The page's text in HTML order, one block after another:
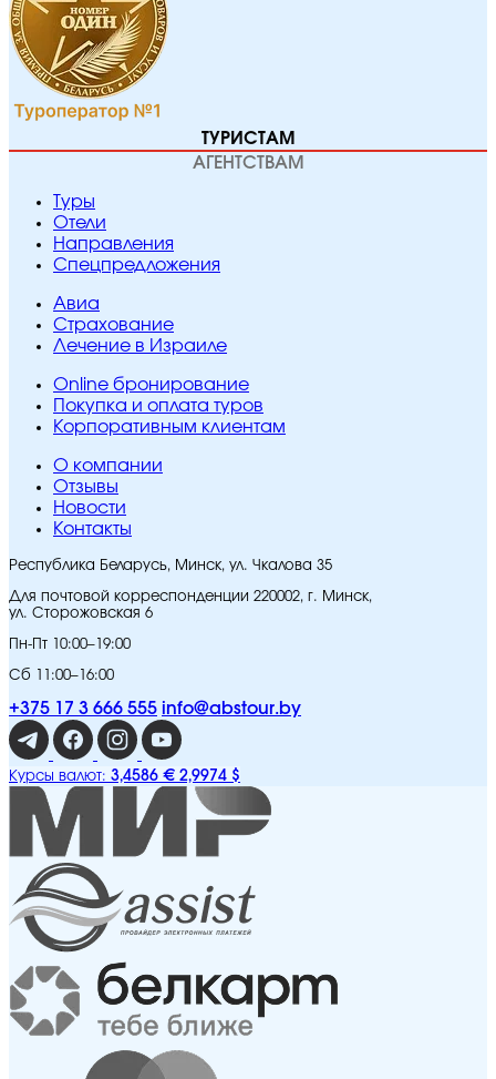
ТУРИСТАМ
АГЕНТСТВАМ
Туры
Отели
Направления
Спецпредложения
Авиа
Страхование
Лечение в Израиле
Online бронирование
Покупка и оплата туров
Корпоративным клиентам
O компании
Отзывы
Новости
Контакты
Республика Беларусь, Минск, ул. Чкалова 35
Для почтовой корреспонденции 220002, г. Минск,
ул. Сторожовская 6
Пн-Пт 10:00–19:00
Сб 11:00–16:00
+375 17 3 666 555 info@abstour.by
Курсы валют: 3,4586 € 2,9974 $